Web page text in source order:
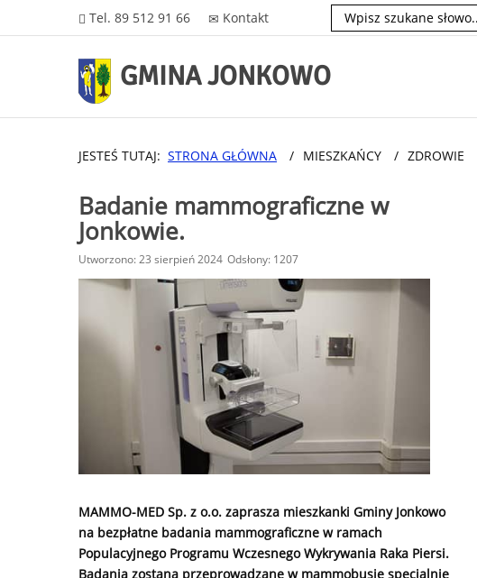
Tel. 89 512 91 66 Kontakt
GMINA JONKOWO
JESTEŚ TUTAJ: STRONA GŁÓWNA / MIESZKAŃCY / ZDROWIE
Badanie mammograficzne w
Jonkowie.
Utworzono: 23 sierpień 2024 Odsłony: 1207
MAMMO-MED Sp. z o.o. zaprasza mieszkanki Gminy Jonkowo
na bezpłatne badania mammograficzne w ramach
Populacyjnego Programu Wczesnego Wykrywania Raka Piersi.
Badania zostaną przeprowadzane w mammobusie specjalnie